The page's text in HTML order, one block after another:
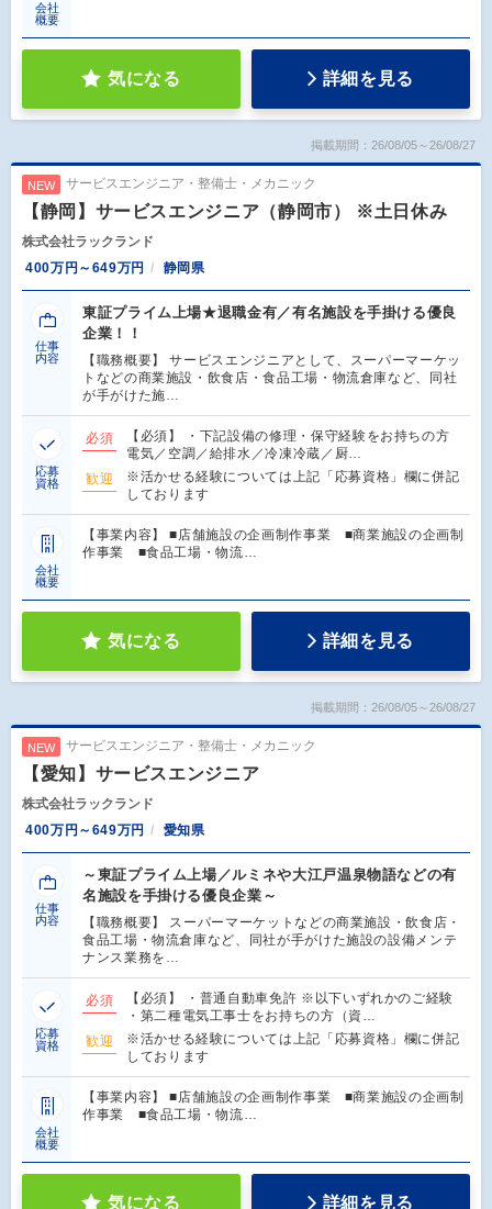
会社
概要
気になる 詳細を見る
掲載期間：26/08/05～26/08/27
NEW サービスエンジニア・整備士・メカニック
【静岡】サービスエンジニア（静岡市） ※土日休み
株式会社ラックランド
400万円～649万円
静岡県
仕事
内容
東証プライム上場★退職金有／有名施設を手掛ける優良
企業！！
【職務概要】 サービスエンジニアとして、スーパーマーケッ
トなどの商業施設・飲食店・食品工場・物流倉庫など、同社
が手がけた施…
応募
資格
必須
【必須】 ・下記設備の修理・保守経験をお持ちの方
電気／空調／給排水／冷凍冷蔵／厨…
歓迎
※活かせる経験については上記「応募資格」欄に併記
しております
会社
概要
【事業内容】 ■店舗施設の企画制作事業 ■商業施設の企画制
作事業 ■食品工場・物流…
気になる 詳細を見る
掲載期間：26/08/05～26/08/27
NEW サービスエンジニア・整備士・メカニック
【愛知】サービスエンジニア
株式会社ラックランド
400万円～649万円
愛知県
仕事
内容
～東証プライム上場／ルミネや大江戸温泉物語などの有
名施設を手掛ける優良企業～
【職務概要】 スーパーマーケットなどの商業施設・飲食店・
食品工場・物流倉庫など、同社が手がけた施設の設備メンテ
ナンス業務を…
応募
資格
必須
【必須】 ・普通自動車免許 ※以下いずれかのご経験
・第二種電気工事士をお持ちの方（資…
歓迎
※活かせる経験については上記「応募資格」欄に併記
しております
会社
概要
【事業内容】 ■店舗施設の企画制作事業 ■商業施設の企画制
作事業 ■食品工場・物流…
気になる 詳細を見る